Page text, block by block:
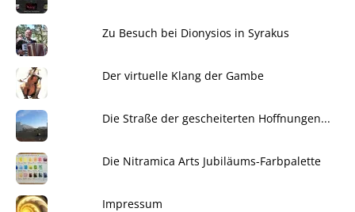
Zu Besuch bei Dionysios in Syrakus
Der virtuelle Klang der Gambe
Die Straße der gescheiterten Hoffnungen...
Die Nitramica Arts Jubiläums-Farbpalette
Impressum